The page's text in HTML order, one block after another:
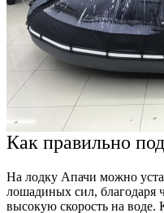
Как правильно
На лодку Апачи можно
лошадиных сил, благодаря
высокую скорость на воде.